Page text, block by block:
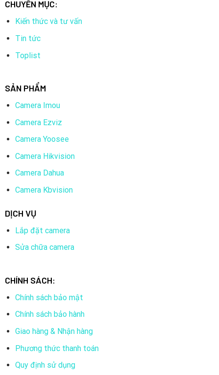
CHUYÊN MỤC:
Kiến thức và tư vấn
Tin tức
Toplist
SẢN PHẨM
Camera Imou
Camera Ezviz
Camera Yoosee
Camera Hikvision
Camera Dahua
Camera Kbvision
DỊCH VỤ
Lắp đặt camera
Sửa chữa camera
CHÍNH SÁCH:
Chính sách bảo mật
Chính sách bảo hành
Giao hàng & Nhận hàng
Phương thức thanh toán
Quy định sử dụng